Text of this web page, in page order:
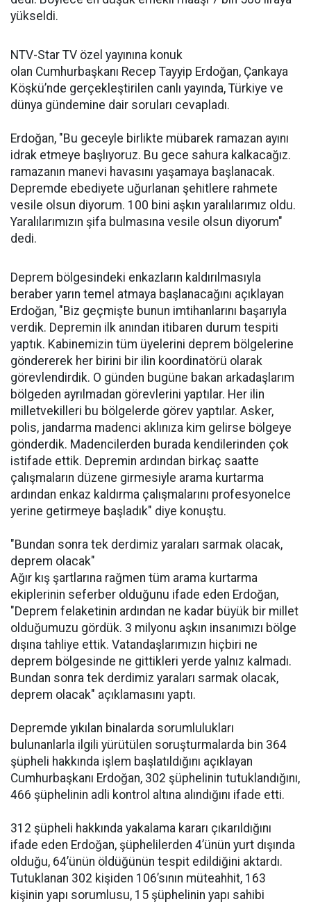
yükseldi.
NTV-Star TV özel yayınına konuk
olan Cumhurbaşkanı Recep Tayyip Erdoğan, Çankaya
Köşkü’nde gerçekleştirilen canlı yayında, Türkiye ve
dünya gündemine dair soruları cevapladı.
Erdoğan, "Bu geceyle birlikte mübarek ramazan ayını
idrak etmeye başlıyoruz. Bu gece sahura kalkacağız.
ramazanın manevi havasını yaşamaya başlanacak.
Depremde ebediyete uğurlanan şehitlere rahmete
vesile olsun diyorum. 100 bini aşkın yaralılarımız oldu.
Yaralılarımızın şifa bulmasına vesile olsun diyorum"
dedi.
Deprem bölgesindeki enkazların kaldırılmasıyla
beraber yarın temel atmaya başlanacağını açıklayan
Erdoğan, "Biz geçmişte bunun imtihanlarını başarıyla
verdik. Depremin ilk anından itibaren durum tespiti
yaptık. Kabinemizin tüm üyelerini deprem bölgelerine
göndererek her birini bir ilin koordinatörü olarak
görevlendirdik. O günden bugüne bakan arkadaşlarım
bölgeden ayrılmadan görevlerini yaptılar. Her ilin
milletvekilleri bu bölgelerde görev yaptılar. Asker,
polis, jandarma madenci aklınıza kim gelirse bölgeye
gönderdik. Madencilerden burada kendilerinden çok
istifade ettik. Depremin ardından birkaç saatte
çalışmaların düzene girmesiyle arama kurtarma
ardından enkaz kaldırma çalışmalarını profesyonelce
yerine getirmeye başladık" diye konuştu.
"Bundan sonra tek derdimiz yaraları sarmak olacak,
deprem olacak"
Ağır kış şartlarına rağmen tüm arama kurtarma
ekiplerinin seferber olduğunu ifade eden Erdoğan,
"Deprem felaketinin ardından ne kadar büyük bir millet
olduğumuzu gördük. 3 milyonu aşkın insanımızı bölge
dışına tahliye ettik. Vatandaşlarımızın hiçbiri ne
deprem bölgesinde ne gittikleri yerde yalnız kalmadı.
Bundan sonra tek derdimiz yaraları sarmak olacak,
deprem olacak" açıklamasını yaptı.
Depremde yıkılan binalarda sorumlulukları
bulunanlarla ilgili yürütülen soruşturmalarda bin 364
şüpheli hakkında işlem başlatıldığını açıklayan
Cumhurbaşkanı Erdoğan, 302 şüphelinin tutuklandığını,
466 şüphelinin adli kontrol altına alındığını ifade etti.
312 şüpheli hakkında yakalama kararı çıkarıldığını
ifade eden Erdoğan, şüphelilerden 4’ünün yurt dışında
olduğu, 64’ünün öldüğünün tespit edildiğini aktardı.
Tutuklanan 302 kişiden 106’sının müteahhit, 163
kişinin yapı sorumlusu, 15 şüphelinin yapı sahibi